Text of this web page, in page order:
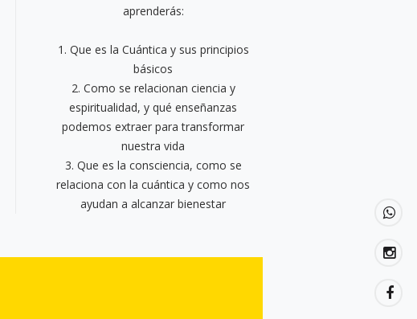
aprenderás:
1. Que es la Cuántica y sus principios
básicos
2. Como se relacionan ciencia y
espiritualidad, y qué enseñanzas
podemos extraer para transformar
nuestra vida
3. Que es la consciencia, como se
relaciona con la cuántica y como nos
ayudan a alcanzar bienestar